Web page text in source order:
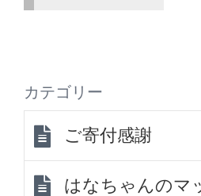
カテゴリー
ご寄付感謝
はなちゃんのマ